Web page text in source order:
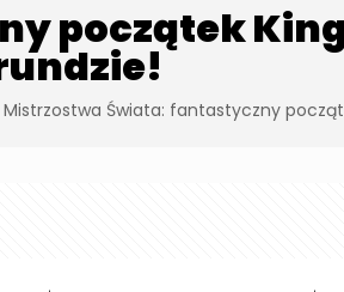
początek
Mistrzostwa Świata: fantastyczny